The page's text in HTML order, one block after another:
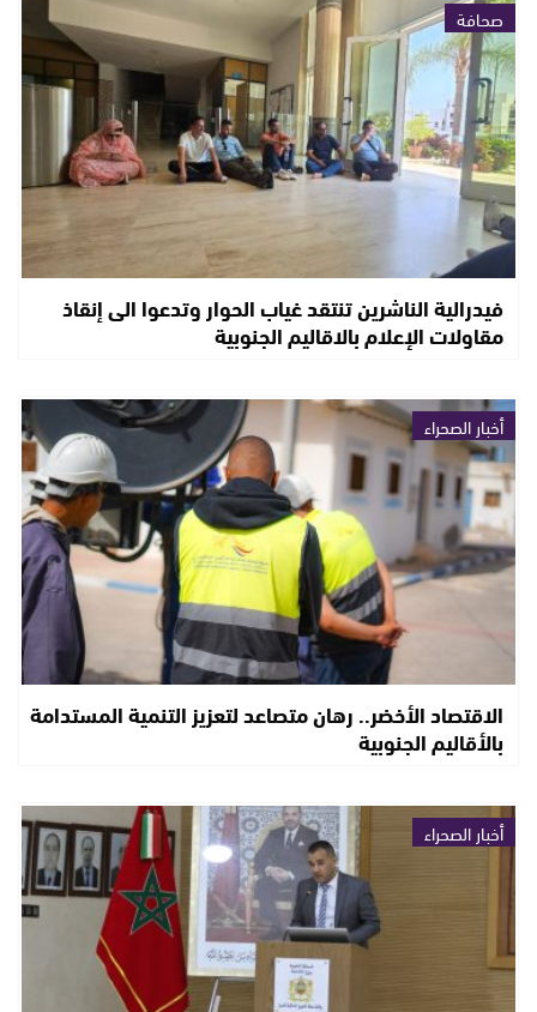
صحافة
فيدرالية الناشرين تنتقد غياب الحوار وتدعوا الى إنقاذ
مقاولات الإعلام بالاقاليم الجنوبية
أخبار الصحراء
الاقتصاد الأخضر.. رهان متصاعد لتعزيز التنمية المستدامة
بالأقاليم الجنوبية
أخبار الصحراء